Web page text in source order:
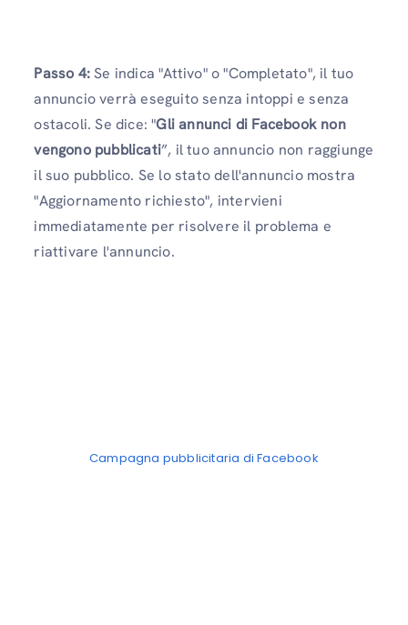
Passo 4:Se indica "Attivo" o "Completato", il tuo
annuncio verrà eseguito senza intoppi e senza
ostacoli. Se dice: "Gli annunci di Facebook non
vengono pubblicati”, il tuo annuncio non raggiunge
il suo pubblico. Se lo stato dell'annuncio mostra
"Aggiornamento richiesto", intervieni
immediatamente per risolvere il problema e
riattivare l'annuncio.
Campagna pubblicitaria di Facebook